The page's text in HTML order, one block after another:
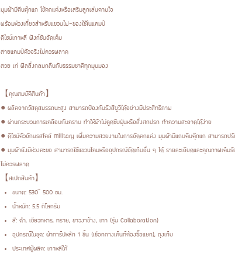
มุมผ้ามีตีนตุ๊กแก ใช้ตกแต่งหรือเสริมลูกเล่นตามใจ
พร้อมห่วงเกี่ยวสำหรับแขวนไฟ-ของใช้ในแคมป์
ดีไซน์เกาหลี ฟังก์ชันจัดเต็ม
สายแคมป์ตัวจริงไม่ควรพลาด
สวย เท่ ฟีลลิ่งกลมกลืนกับธรรมชาติทุกมุมมอง
【คุณสมบัติสินค้า】
● ผลิตจากวัสดุสมรรถนะสูง สามารถป้องกันรังสียูวีได้อย่างมีประสิทธิภาพ
● ผ่านกระบวนการเคลือบกันคราบ ทำให้ผ้าไม่ดูดซับฝุ่นหรือสิ่งสกปรก ทำความสะอาดได้ง่าย
● ดีไซน์ตัวอักษรสไตล์ Military เพิ่มความสวยงามในการจัดตกแต่ง มุมผ้ามีแถบตีนตุ๊กแก สามารถปรั
● มุมผ้ายังมีห่วงตะขอ สามารถใช้แขวนโคมหรืออุปกรณ์จัดเก็บอื่น ๆ ได้ รายละเอียดและคุณภาพเต็ม
ไม่ควรพลาด
【สเปกสินค้า】
ขนาด: 530 × 500 ซม.
น้ำหนัก: 5.5 กิโลกรัม
สี: ดำ, เขียวทหาร, ทราย, ขาวงาช้าง, เทา (รุ่น Collaboration)
อุปกรณ์ในชุด: ผ้าทาร์ปหลัก 1 ชิ้น (เชือกกางเต็นท์ต้องซื้อแยก), ถุงเก็บ
ประเทศผู้ผลิต: เกาหลีใต้